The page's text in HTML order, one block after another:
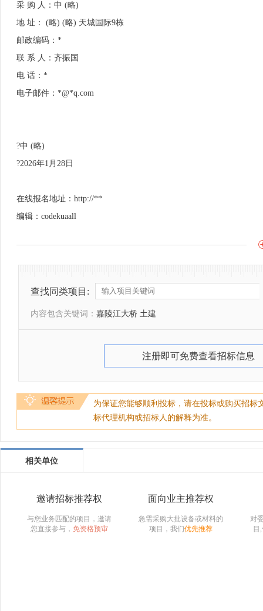
采 购 人：中 (略)
地 址： (略) (略) 天城国际9栋
邮政编码：*
联 系 人：齐振国
电 话：*
电子邮件：*@*q.com
?中 (略)
?2026年1月28日
在线报名地址：http://**
编辑：codekuaall
查找同类项目:
内容包含关键词： 嘉陵江大桥 土建
注册即可免费查看招标信息
为保证您能够顺利投标，请在投标或购买招
标代理机构或招标人的解释为准。
相关单位
邀请招标推荐权
与您业务匹配的项目，邀请
您直接参与， 免资格预审
面向业主推荐权
急需采购大批设备或材料的
项目，我们优先推荐
对
目